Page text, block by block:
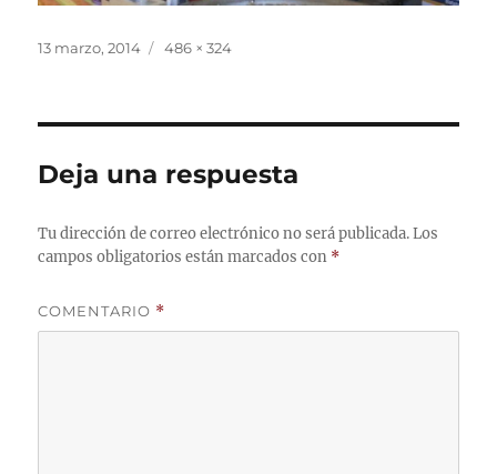
Publicado
13 marzo, 2014
Tamaño
486 × 324
Deja una respuesta
Tu dirección de correo electrónico no será publicada. Los
campos obligatorios están marcados con *
COMENTARIO *